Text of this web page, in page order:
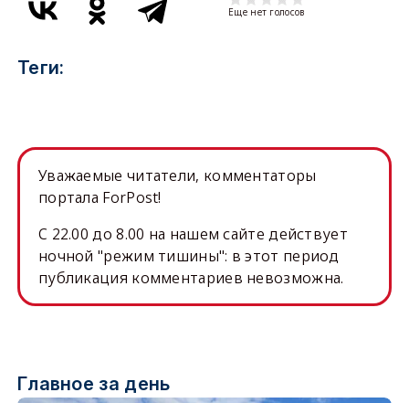
Еще нет голосов
Теги:
Уважаемые читатели, комментаторы
портала ForPost!
C 22.00 до 8.00 на нашем сайте действует
ночной "режим тишины": в этот период
публикация комментариев невозможна.
Главное за день